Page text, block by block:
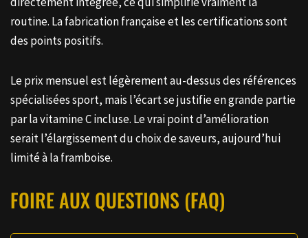
routine. La fabrication française et les certifications sont
des points positifs.
Le prix mensuel est légèrement au-dessus des références
spécialisées sport, mais l’écart se justifie en grande partie
par la vitamine C incluse. Le vrai point d’amélioration
serait l’élargissement du choix de saveurs, aujourd’hui
limité à la framboise.
FOIRE AUX QUESTIONS (FAQ)